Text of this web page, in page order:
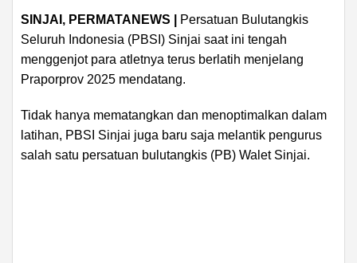
SINJAI, PERMATANEWS |
Persatuan Bulutangkis
Seluruh Indonesia (PBSI) Sinjai saat ini tengah
menggenjot para atletnya terus berlatih menjelang
Praporprov 2025 mendatang.
Tidak hanya mematangkan dan menoptimalkan dalam
latihan, PBSI Sinjai juga baru saja melantik pengurus
salah satu persatuan bulutangkis (PB) Walet Sinjai.